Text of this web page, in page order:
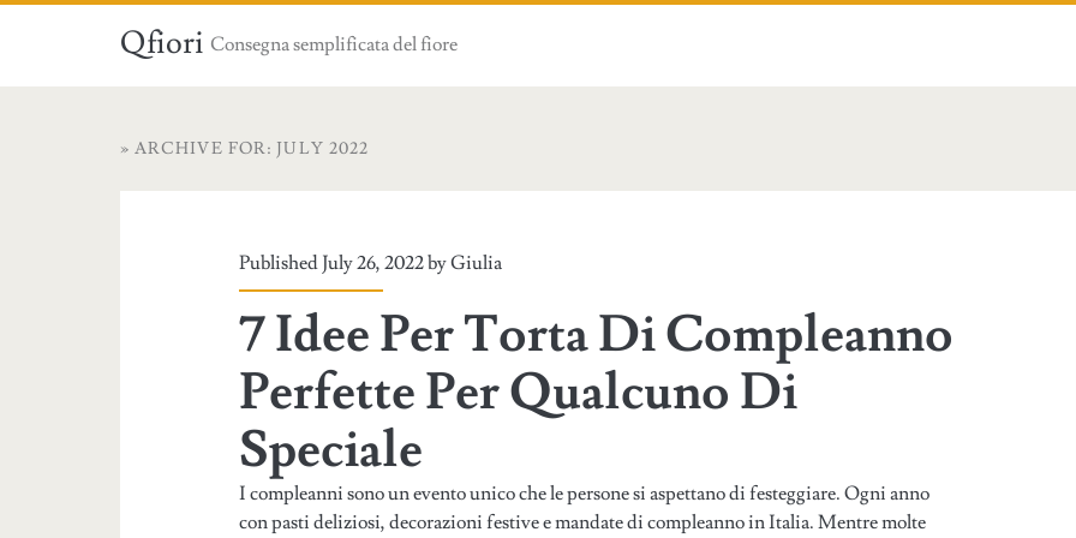
Qfiori Consegna semplificata del fiore
» ARCHIVE FOR: JULY 2022
Published July 26, 2022 byGiulia
7 Idee Per Torta Di Compleanno
Perfette Per Qualcuno Di
Speciale
I compleanni sono un evento unico che le persone si aspettano di festeggiare. Ogni anno
con pasti deliziosi, decorazioni festive e mandate di compleanno in Italia. Mentre molte